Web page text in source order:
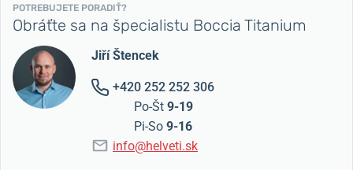
POTREBUJETE PORADIŤ?
Obráťte sa na špecialistu Boccia Titanium
Jiří Štencek
+420 252 252 306
Po-Št 9-19
Pi-So 9-16
info@helveti.sk